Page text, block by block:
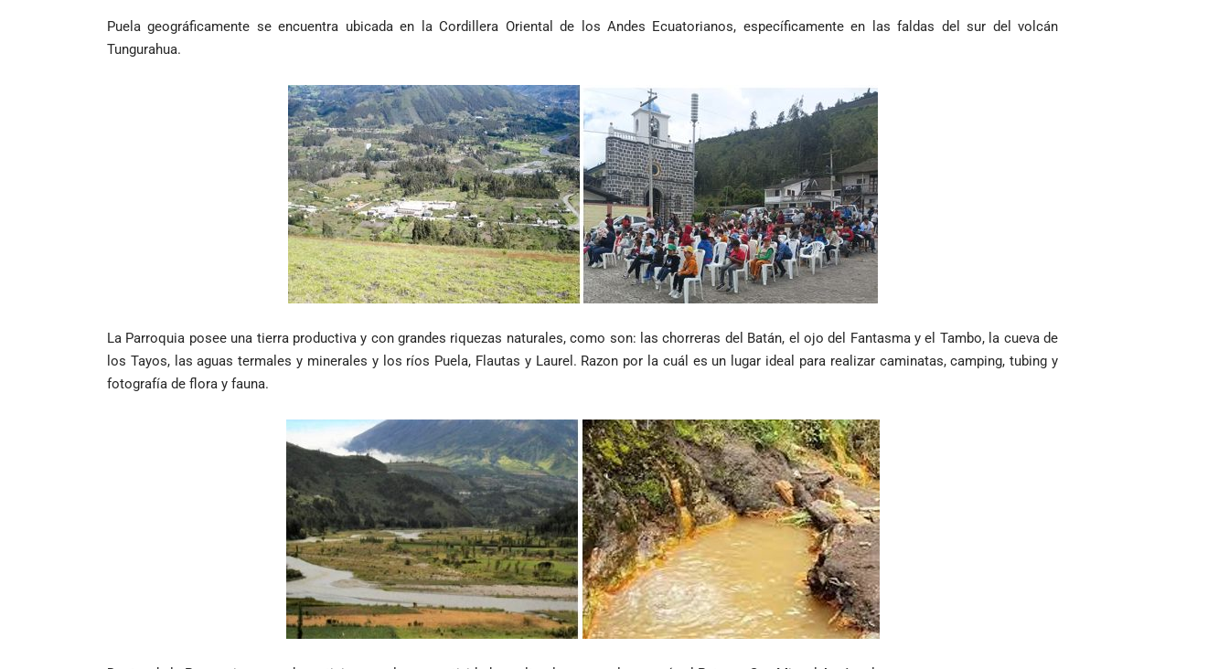
Puela geográficamente se encuentra ubicada en la Cordillera Oriental de los Andes Ecuatorianos, específicamente en las faldas del sur del volcán
Tungurahua.
La Parroquia posee una tierra productiva y con grandes riquezas naturales, como son: las chorreras del Batán, el ojo del Fantasma y el Tambo, la cueva de
los Tayos, las aguas termales y minerales y los ríos Puela, Flautas y Laurel. Razon por la cuál es un lugar ideal para realizar caminatas, camping, tubing y
fotografía de flora y fauna.